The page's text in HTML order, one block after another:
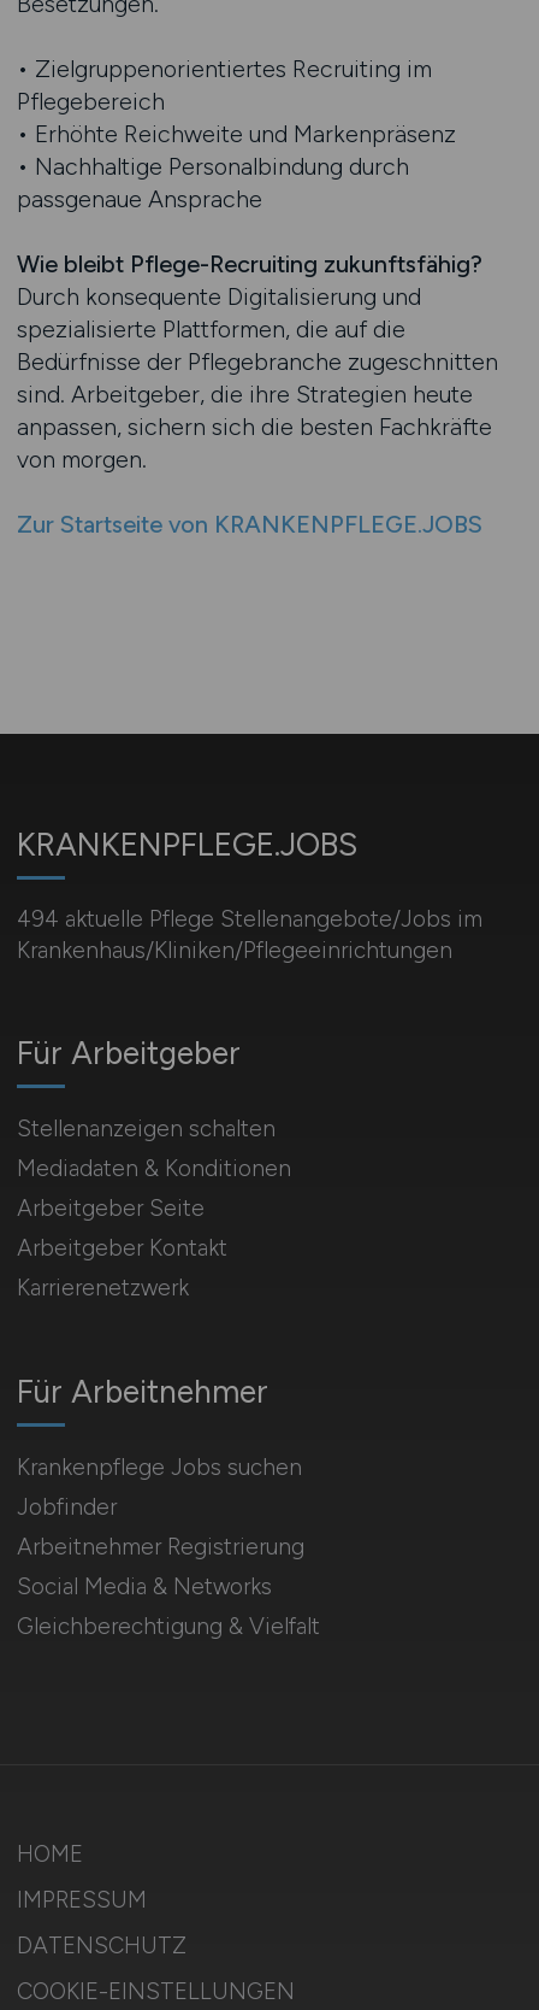
• Zielgruppenorientiertes Recruiting im
Pflegebereich
• Erhöhte Reichweite und Markenpräsenz
• Nachhaltige Personalbindung durch
passgenaue Ansprache
Wie bleibt Pflege-Recruiting zukunftsfähig?
Durch konsequente Digitalisierung und
spezialisierte Plattformen, die auf die
Bedürfnisse der Pflegebranche zugeschnitten
sind. Arbeitgeber, die ihre Strategien heute
anpassen, sichern sich die besten Fachkräfte
von morgen.
Zur Startseite von KRANKENPFLEGE.JOBS
KRANKENPFLEGE.JOBS
494 aktuelle Pflege Stellenangebote/Jobs im
Krankenhaus/Kliniken/Pflegeeinrichtungen
Für Arbeitnehmer
Krankenpflege Jobs suchen
Jobfinder
Arbeitnehmer Registrierung
Social Media & Networks
Gleichberechtigung & Vielfalt
Für Arbeitgeber
Stellenanzeigen schalten
Mediadaten & Konditionen
Arbeitgeber Seite
Arbeitgeber Kontakt
Karrierenetzwerk
HOME
IMPRESSUM
DATENSCHUTZ
COOKIE-EINSTELLUNGEN